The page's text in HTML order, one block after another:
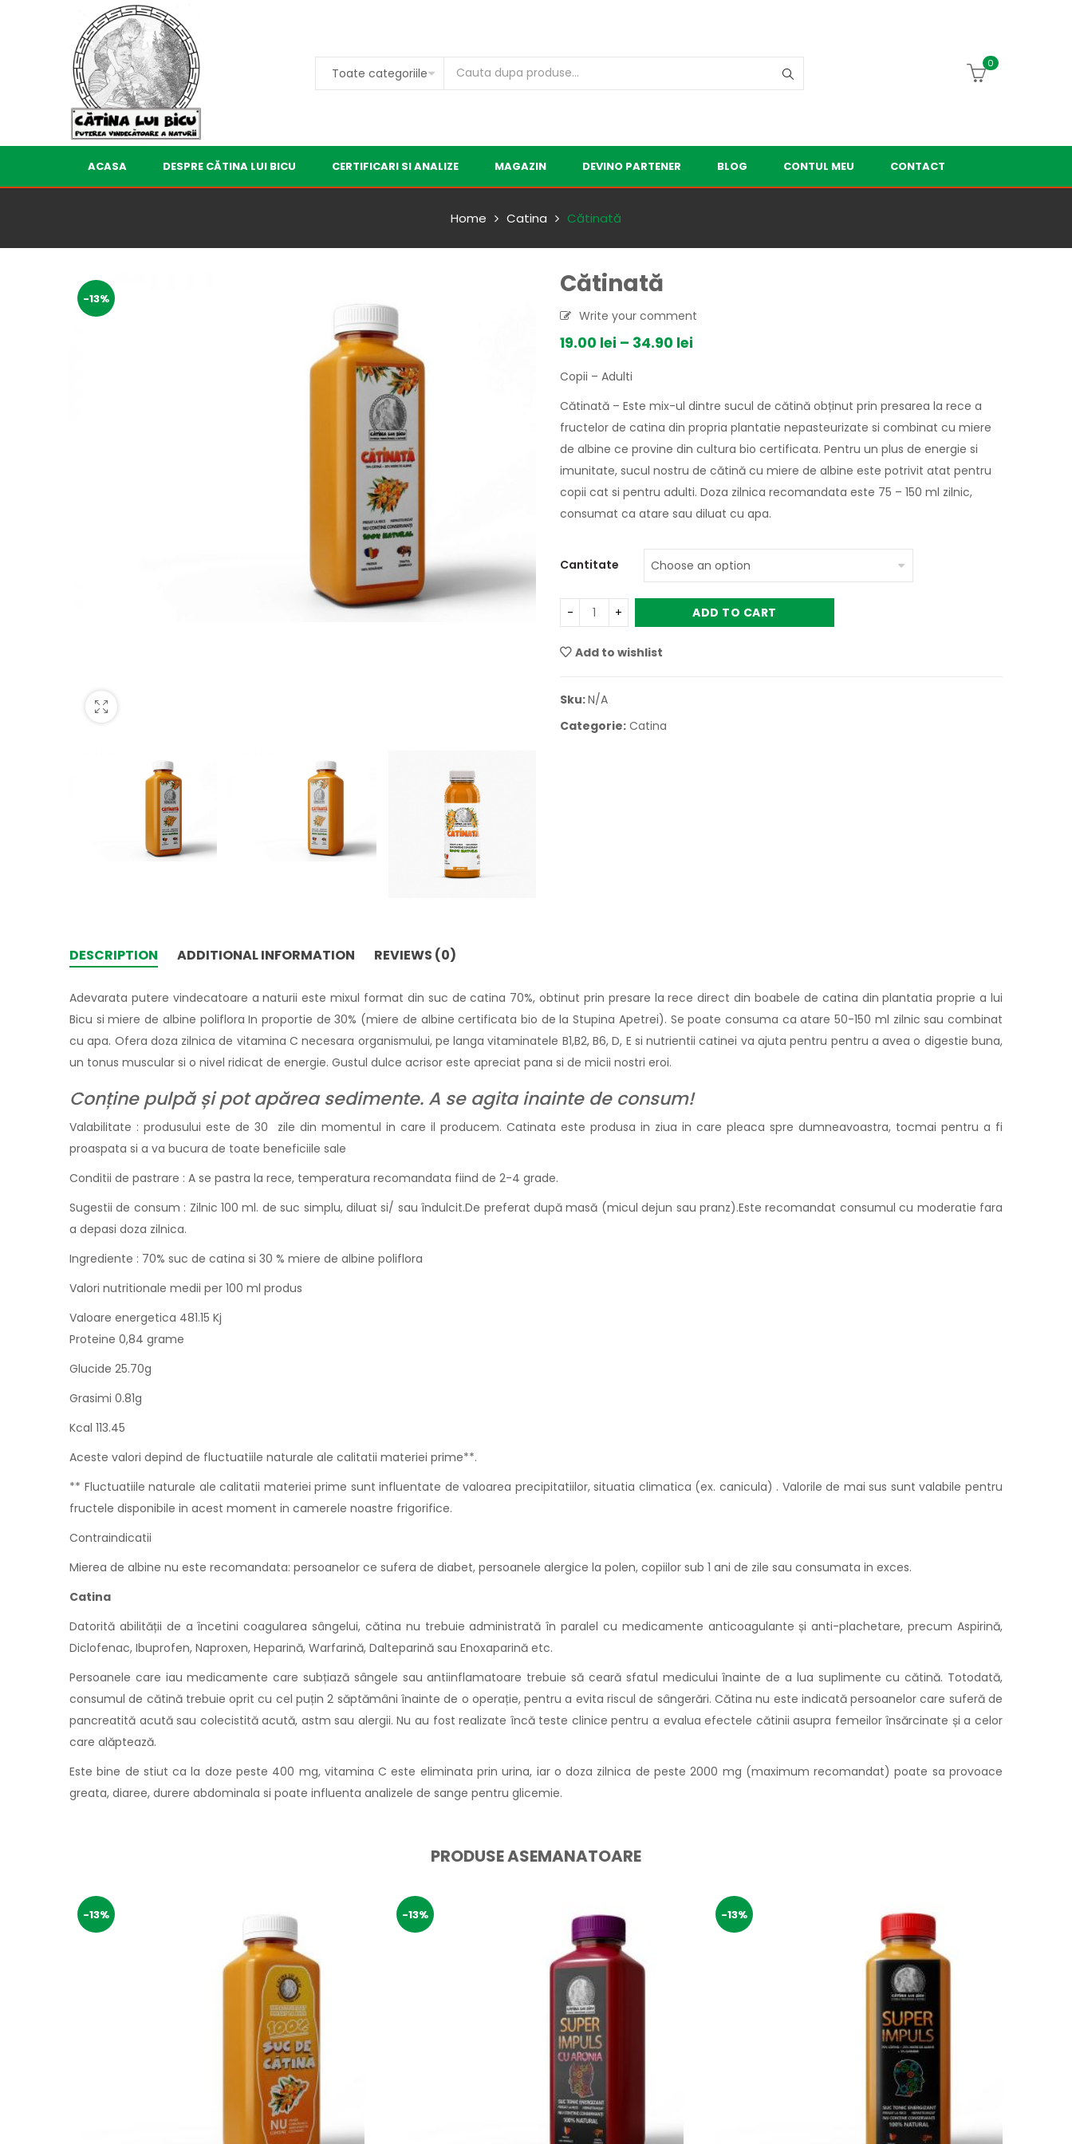
0
ACASA DESPRE CĂTINA LUI BICU CERTIFICARI SI ANALIZE MAGAZIN DEVINO PARTENER BLOG CONTUL MEU CONTACT
Home Catina Cătinată
-13% Cătinată
Write your comment
19.00 lei – 34.90 lei
Copii – Adulti
Cătinată – Este mix-ul dintre sucul de cătină obținut prin presarea la rece a
fructelor de catina din propria plantatie nepasteurizate si combinat cu miere
de albine ce provine din cultura bio certificata. Pentru un plus de energie si
imunitate, sucul nostru de cătină cu miere de albine este potrivit atat pentru
copii cat si pentru adulti. Doza zilnica recomandata este 75 – 150 ml zilnic,
consumat ca atare sau diluat cu apa.
Cantitate
ADD TO CART
Add to wishlist
Sku:N/A
Categorie: Catina
DESCRIPTION ADDITIONAL INFORMATION REVIEWS (0)
Adevarata putere vindecatoare a naturii este mixul format din suc de catina 70%, obtinut prin presare la rece direct din boabele de catina din plantatia proprie a lui
Bicu si miere de albine poliflora In proportie de 30% (miere de albine certificata bio de la Stupina Apetrei). Se poate consuma ca atare 50-150 ml zilnic sau combinat
cu apa. Ofera doza zilnica de vitamina C necesara organismului, pe langa vitaminatele B1,B2, B6, D, E si nutrientii catinei va ajuta pentru pentru a avea o digestie buna,
un tonus muscular si o nivel ridicat de energie. Gustul dulce acrisor este apreciat pana si de micii nostri eroi.
Conține pulpă și pot apărea sedimente. A se agita inainte de consum!
Valabilitate : produsului este de 30 zile din momentul in care il producem. Catinata este produsa in ziua in care pleaca spre dumneavoastra, tocmai pentru a fi
proaspata si a va bucura de toate beneficiile sale
Conditii de pastrare : A se pastra la rece, temperatura recomandata fiind de 2-4 grade.
Sugestii de consum : Zilnic 100 ml. de suc simplu, diluat si/ sau îndulcit.De preferat după masă (micul dejun sau pranz).Este recomandat consumul cu moderatie fara
a depasi doza zilnica.
Ingrediente : 70% suc de catina si 30 % miere de albine poliflora
Valori nutritionale medii per 100 ml produs
Valoare energetica 481.15 Kj
Proteine 0,84 grame
Glucide 25.70g
Grasimi 0.81g
Kcal 113.45
Aceste valori depind de fluctuatiile naturale ale calitatii materiei prime**.
** Fluctuatiile naturale ale calitatii materiei prime sunt influentate de valoarea precipitatiilor, situatia climatica (ex. canicula) . Valorile de mai sus sunt valabile pentru
fructele disponibile in acest moment in camerele noastre frigorifice.
Contraindicatii
Mierea de albine nu este recomandata: persoanelor ce sufera de diabet, persoanele alergice la polen, copiilor sub 1 ani de zile sau consumata in exces.
Catina
Datorită abilității de a încetini coagularea sângelui, cătina nu trebuie administrată în paralel cu medicamente anticoagulante și anti-plachetare, precum Aspirină,
Diclofenac, Ibuprofen, Naproxen, Heparină, Warfarină, Dalteparină sau Enoxaparină etc.
Persoanele care iau medicamente care subțiază sângele sau antiinflamatoare trebuie să ceară sfatul medicului înainte de a lua suplimente cu cătină. Totodată,
consumul de cătină trebuie oprit cu cel puțin 2 săptămâni înainte de o operație, pentru a evita riscul de sângerări. Cătina nu este indicată persoanelor care suferă de
pancreatită acută sau colecistită acută, astm sau alergii. Nu au fost realizate încă teste clinice pentru a evalua efectele cătinii asupra femeilor însărcinate și a celor
care alăptează.
Este bine de stiut ca la doze peste 400 mg, vitamina C este eliminata prin urina, iar o doza zilnica de peste 2000 mg (maximum recomandat) poate sa provoace
greata, diaree, durere abdominala si poate influenta analizele de sange pentru glicemie.
PRODUSE ASEMANATOARE
-13% -13% -13%